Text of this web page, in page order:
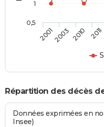
20012003 2010 2011
0,5
1
Répartition des décès
Données exprimées en
Insee)